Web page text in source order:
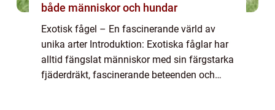
både människor och hundar
Exotisk fågel – En fascinerande värld av
unika arter Introduktion: Exotiska fåglar har
alltid fängslat människor med sin färgstarka
fjäderdräkt, fascinerande beteenden och